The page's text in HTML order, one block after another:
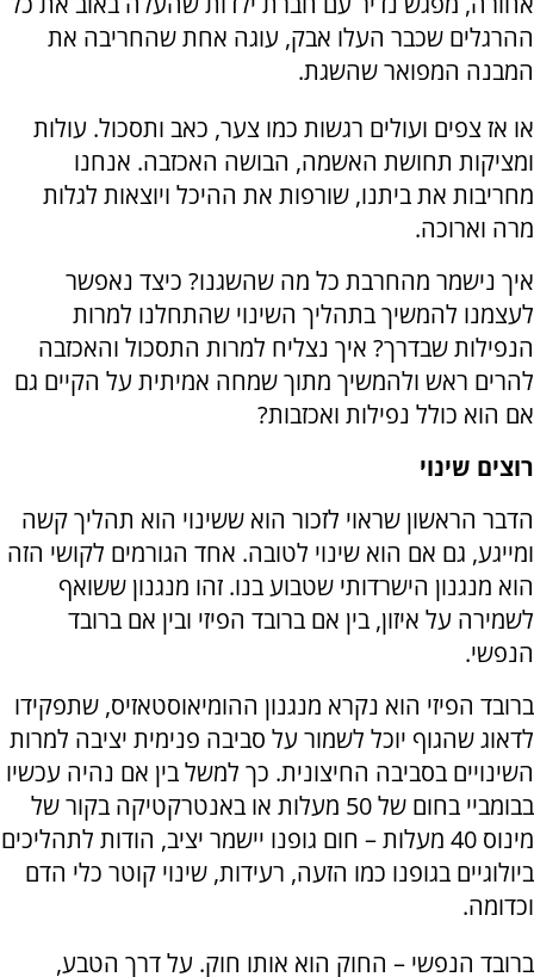
ההרגלים שכבר העלו אבק, עוגה אחת שהחריבה את
המבנה המפואר שהשגת.
או אז צפים ועולים רגשות כמו צער, כאב ותסכול. עולות
ומציקות תחושת האשמה, הבושה האכזבה. אנחנו
מחריבות את ביתנו, שורפות את ההיכל ויוצאות לגלות
מרה וארוכה.
איך נישמר מהחרבת כל מה שהשגנו? כיצד נאפשר
לעצמנו להמשיך בתהליך השינוי שהתחלנו למרות
הנפילות שבדרך? איך נצליח למרות התסכול והאכזבה
להרים ראש ולהמשיך מתוך שמחה אמיתית על הקיים גם
אם הוא כולל נפילות ואכזבות?
רוצים שינוי
הדבר הראשון שראוי לזכור הוא ששינוי הוא תהליך קשה
ומייגע, גם אם הוא שינוי לטובה. אחד הגורמים לקושי הזה
הוא מנגנון הישרדותי שטבוע בנו. זהו מנגנון ששואף
לשמירה על איזון, בין אם ברובד הפיזי ובין אם ברובד
הנפשי.
ברובד הפיזי הוא נקרא מנגנון ההומיאוסטאזיס, שתפקידו
לדאוג שהגוף יוכל לשמור על סביבה פנימית יציבה למרות
השינויים בסביבה החיצונית. כך למשל בין אם נהיה עכשיו
בבומביי בחום של 50 מעלות או באנטרקטיקה בקור של
מינוס 40 מעלות – חום גופנו יישמר יציב, הודות לתהליכים
ביולוגיים בגופנו כמו הזעה, רעידות, שינוי קוטר כלי הדם
וכדומה.
ברובד הנפשי – החוק הוא אותו חוק. על דרך הטבע,